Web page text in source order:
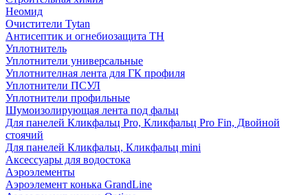
Неомид
Очистители Tytan
Антисептик и огнебиозащита ТН
Уплотнитель
Уплотнители универсальные
Уплотнителная лента для ГК профиля
Уплотнители ПСУЛ
Уплотнители профильные
Шумоизолирующая лента под фальц
Для панелей Кликфальц Pro, Кликфальц Pro Fin, Двойной
стоячий
Для панелей Кликфальц, Кликфальц mini
Аксессуары для водостока
Аэроэлементы
Аэроэлемент конька GrandLine